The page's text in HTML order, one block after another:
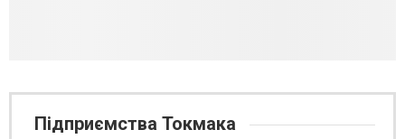
Підприємства Токмака